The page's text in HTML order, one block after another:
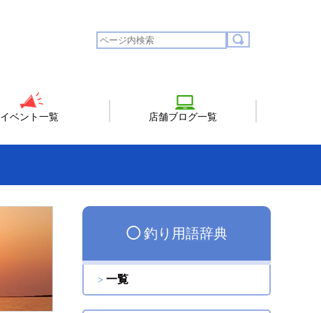
イベント一覧 店舗ブログ一覧
◯釣り用語辞典
一覧